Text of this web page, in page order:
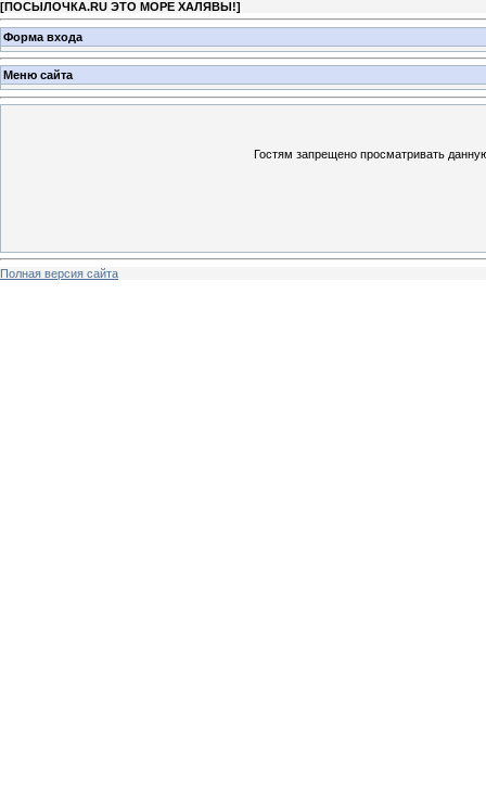
[ПОСЫЛОЧКА.RU ЭТО МОРЕ ХАЛЯВЫ!]
Форма входа
Меню сайта
Гостям запрещено просматривать
Полная версия сайта